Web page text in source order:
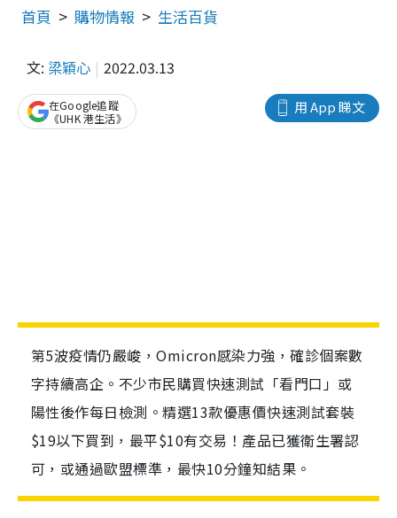
首頁 購物情報 生活百貨
文: 梁穎心 2022.03.13
用 App 睇文
在Google追蹤
《UHK 港生活》
第5波疫情仍嚴峻，Omicron感染力強，確診個案數
字持續高企。不少市民購買快速測試「看門口」或
陽性後作每日檢測。精選13款優惠價快速測試套裝
$19以下買到，最平$10有交易！產品已獲衛生署認
可，或通過歐盟標準，最快10分鐘知結果。